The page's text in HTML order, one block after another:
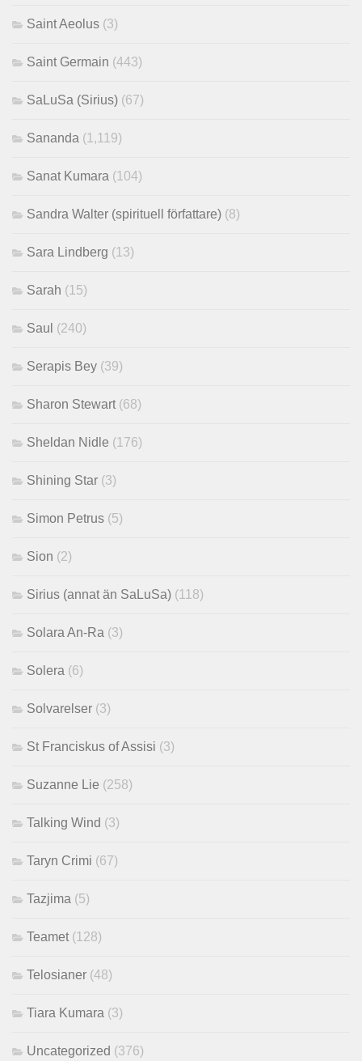
Saint Aeolus (3)
Saint Germain (443)
SaLuSa (Sirius) (67)
Sananda (1,119)
Sanat Kumara (104)
Sandra Walter (spirituell författare) (8)
Sara Lindberg (13)
Sarah (15)
Saul (240)
Serapis Bey (39)
Sharon Stewart (68)
Sheldan Nidle (176)
Shining Star (3)
Simon Petrus (5)
Sion (2)
Sirius (annat än SaLuSa) (118)
Solara An-Ra (3)
Solera (6)
Solvarelser (3)
St Franciskus of Assisi (3)
Suzanne Lie (258)
Talking Wind (3)
Taryn Crimi (67)
Tazjima (5)
Teamet (128)
Telosianer (48)
Tiara Kumara (3)
Uncategorized (376)